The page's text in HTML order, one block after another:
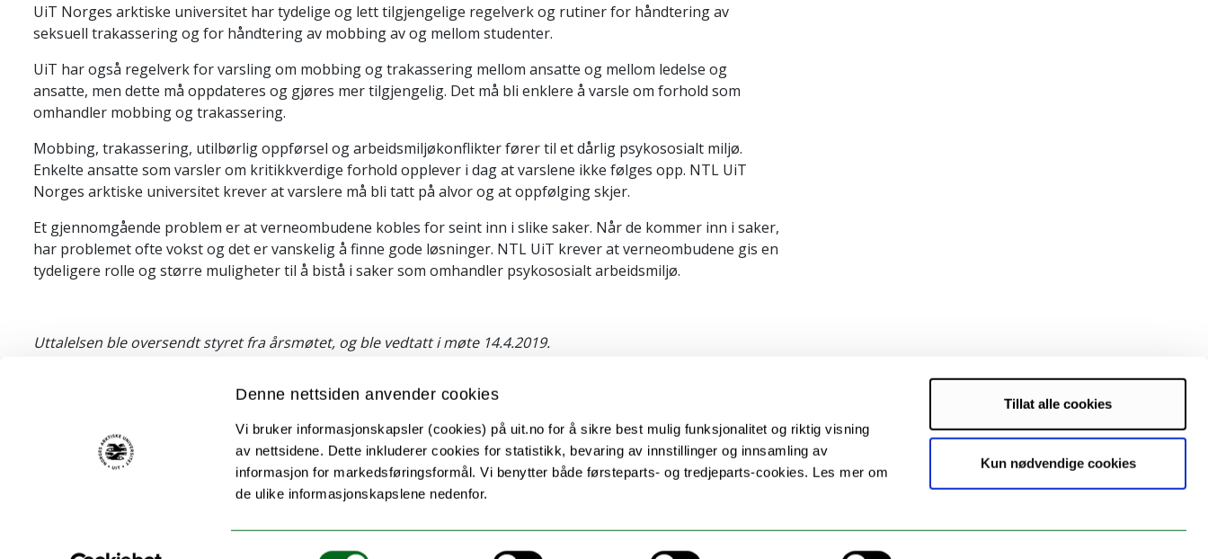
Denne nettsiden anvender cookies
Vi bruker informasjonskapsler (cookies) på uit.no for å sikre best mulig funksjonalitet og riktig visning
av nettsidene. Dette inkluderer cookies for statistikk, bevaring av innstillinger og innsamling av
informasjon for markedsføringsformål. Vi benytter både førsteparts- og tredjeparts-cookies. Les mer om
de ulike informasjonskapslene nedenfor.
Samtykkevalg
Tillat alle cookies
Kun nødvendige cookies
UiT Norges arktiske universitet har tydelige og lett tilgjengelige regelverk og rutiner for håndtering av
seksuell trakassering og for håndtering av mobbing av og mellom studenter.
UiT har også regelverk for varsling om mobbing og trakassering mellom ansatte og mellom ledelse og
ansatte, men dette må oppdateres og gjøres mer tilgjengelig. Det må bli enklere å varsle om forhold som
omhandler mobbing og trakassering.
Mobbing, trakassering, utilbørlig oppførsel og arbeidsmiljøkonflikter fører til et dårlig psykososialt miljø.
Enkelte ansatte som varsler om kritikkverdige forhold opplever i dag at varslene ikke følges opp. NTL UiT
Norges arktiske universitet krever at varslere må bli tatt på alvor og at oppfølging skjer.
Et gjennomgående problem er at verneombudene kobles for seint inn i slike saker. Når de kommer inn i saker,
har problemet ofte vokst og det er vanskelig å finne gode løsninger. NTL UiT krever at verneombudene gis en
tydeligere rolle og større muligheter til å bistå i saker som omhandler psykososialt arbeidsmiljø.
Uttalelsen ble oversendt styret fra årsmøtet, og ble vedtatt i møte 14.4.2019.
Akutt hjelp
Personvern ved UiT
Kontakt UiT
For media
Ledige stillinger